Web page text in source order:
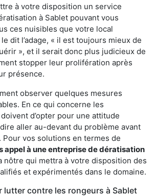
à votre disposition un service
à Sablet pouvant vous
ces nuisibles que votre local
dit l’adage, « il est toujours mieux de
», et il serait donc plus judicieux de
stopper leur prolifération après
présence.
observer quelques mesures
En ce qui concerne les
d’opter pour une attitude
aller au-devant du problème avant
Pour vos solutions en termes de
appel à une entreprise de dératisation
nôtre qui mettra à votre disposition des
et expérimentés dans le domaine.
lutter contre les rongeurs à Sablet